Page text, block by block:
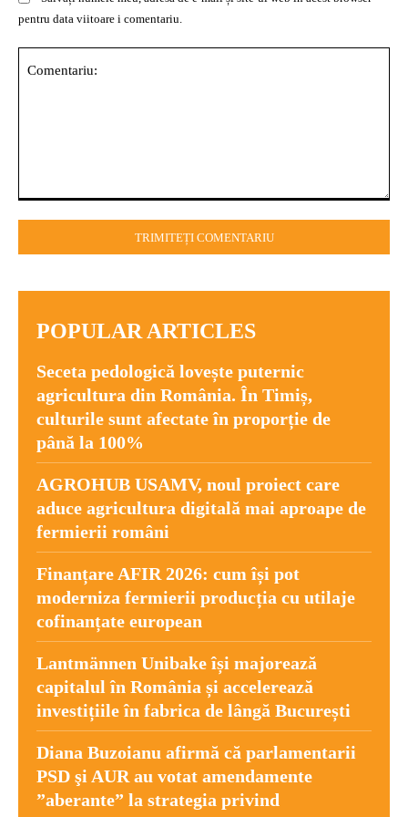
pentru data viitoare i comentariu.
POPULAR ARTICLES
Seceta pedologică lovește puternic
agricultura din România. În Timiș,
culturile sunt afectate în proporție de
până la 100%
AGROHUB USAMV, noul proiect care
aduce agricultura digitală mai aproape de
fermierii români
Finanțare AFIR 2026: cum își pot
moderniza fermierii producția cu utilaje
cofinanțate european
Lantmännen Unibake își majorează
capitalul în România și accelerează
investițiile în fabrica de lângă București
Diana Buzoianu afirmă că parlamentarii
PSD şi AUR au votat amendamente
”aberante” la strategia privind